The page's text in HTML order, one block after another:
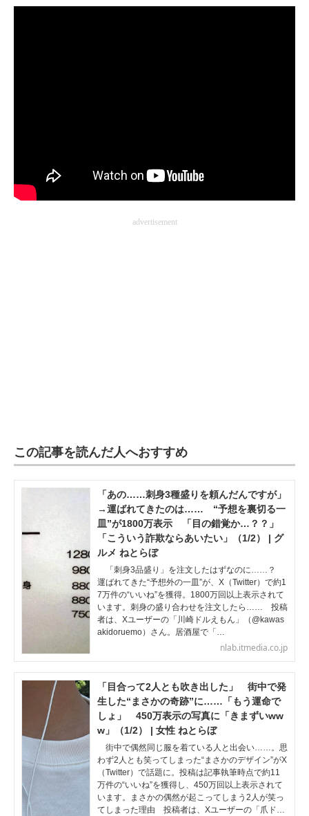
advertisement
この記事を読んだ人へおすすめ
「あの……刺身3種盛りを頼んだんですが」
→運ばれてきたのは…… “予想を裏切る一
皿”が1800万表示 「目の錯覚か…？？」
「こういう詐欺ならあいたい」（1/2） | グ
ルメ ねとらぼ
「刺身3品盛り」を注文したはずなのに……？
運ばれてきた“予想外の一皿”が、X（Twitter）で約1
7万件の“いいね”を獲得。1800万回以上表示されて
います。刺身の盛り合わせを注文したら…… 投稿
者は、Xユーザーの「川崎ドルえもん」（@kawas
akidoruemo）さん。居酒屋で「…
nlab.itmedia.co.jp
「目合って2人とも吹き出した」 街中で発
生した“まさかの奇跡”に……「もう運命で
しょ」 450万表示の写真に「きまずいww
w」（1/2） | 女性 ねとらぼ
街中で偶然同じ服を着ている人と出会い……。思
わず2人とも笑ってしまった“まさかのデザイン”がX
（Twitter）で話題に。投稿は記事執筆時点で約11
万件の“いいね”を獲得し、450万回以上表示されて
います。まさかの偶然が起こってしまう2人が笑っ
てしまった理由 投稿者は、Xユーザーの「爪ド…